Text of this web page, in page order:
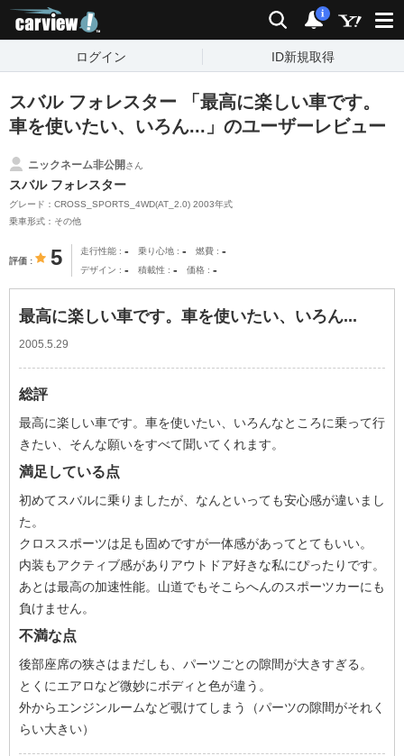
検索 通知
i
ログイン ID新規取得
スバル フォレスター 「最高に楽しい車です。
車を使いたい、いろん...」のユーザーレビュー
ニックネーム非公開さん
スバル フォレスター
グレード：CROSS_SPORTS_4WD(AT_2.0) 2003年式
乗車形式：その他
評価 5 走行性能 - 乗り心地 - 燃費 -
デザイン - 積載性 - 価格 -
最高に楽しい車です。車を使いたい、いろん...
2005.5.29
総評
最高に楽しい車です。車を使いたい、いろんなところに乗って行
きたい、そんな願いをすべて聞いてくれます。
満足している点
初めてスバルに乗りましたが、なんといっても安心感が違いまし
た。
クロススポーツは足も固めですが一体感があってとてもいい。
内装もアクティブ感がありアウトドア好きな私にぴったりです。
あとは最高の加速性能。山道でもそこらへんのスポーツカーにも
負けません。
不満な点
後部座席の狭さはまだしも、パーツごとの隙間が大きすぎる。
とくにエアロなど微妙にボディと色が違う。
外からエンジンルームなど覗けてしまう（パーツの隙間がそれく
らい大きい）